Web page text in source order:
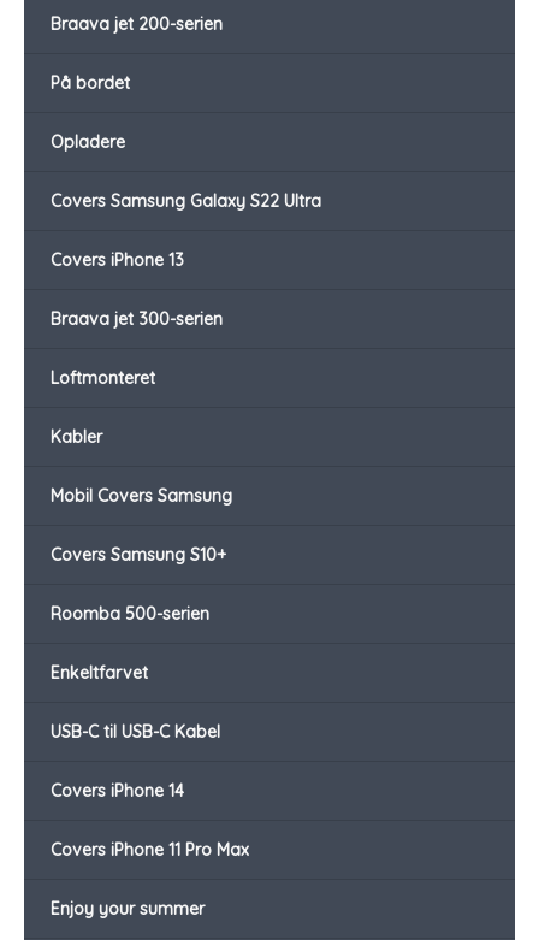
Braava jet 200-serien
På bordet
Opladere
Covers Samsung Galaxy S22 Ultra
Covers iPhone 13
Braava jet 300-serien
Loftmonteret
Kabler
Mobil Covers Samsung
Covers Samsung S10+
Roomba 500-serien
Enkeltfarvet
USB-C til USB-C Kabel
Covers iPhone 14
Covers iPhone 11 Pro Max
Enjoy your summer